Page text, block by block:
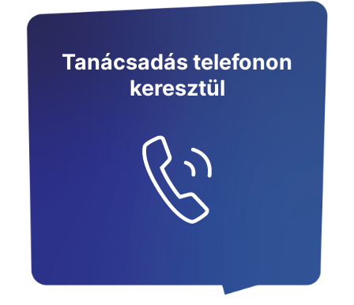
Tanácsadás telefonon
keresztül